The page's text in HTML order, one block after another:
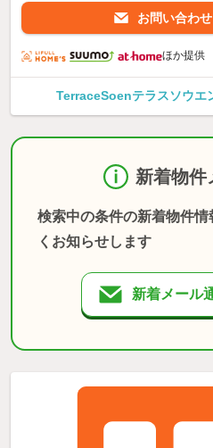
お問い合わせ
ほか提供
TerraceSoenテラスソウエ
新着物件
検索中の条件の新着物件情
くお知らせします
新着メール